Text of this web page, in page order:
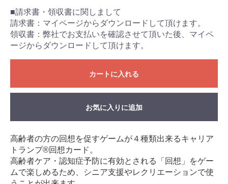
■請求書・領収書に関しまして
請求書：マイページからダウンロードして頂けます。
領収書：弊社でお支払いを確認させて頂いた後、マイペ
ージからダウンロードして頂けます。
カートに入れる
お気に入りに追加
高齢者の方の回想を促すゲームが４種類出来るキャリア
トランプ®回想カード。
高齢者ケア・認知症予防に有効とされる「回想」をゲー
ムで楽しめるため、シニア支援やレクリエーションで使